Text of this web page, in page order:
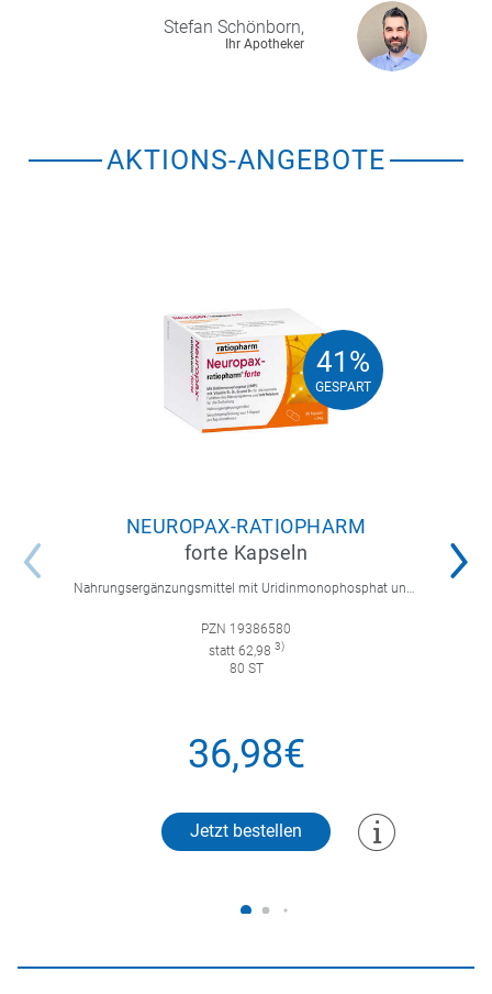
Stefan Schönborn,
Ihr Apotheker
AKTIONS-ANGEBOTE
41%
GESPART
41%
GESPART
NEUROPAX-RATIOPHARM
forte Kapseln
Nahrungsergänzungsmittel mit Uridinmonophosphat und B-Vitaminen zur Unterstützung der Nervenregeneration.
PZN 19386580
statt 62,98 3)
80 ST
36,98€
Jetzt bestellen